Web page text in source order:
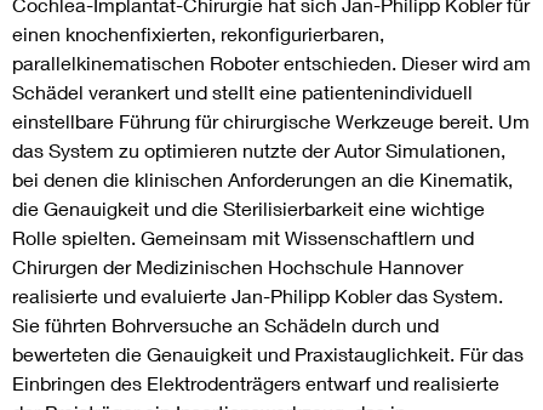
Cochlea-Implantat-Chirurgie hat sich Jan-Philipp Kobler für
einen knochenfixierten, rekonfigurierbaren,
parallelkinematischen Roboter entschieden. Dieser wird am
Schädel verankert und stellt eine patientenindividuell
einstellbare Führung für chirurgische Werkzeuge bereit. Um
das System zu optimieren nutzte der Autor Simulationen,
bei denen die klinischen Anforderungen an die Kinematik,
die Genauigkeit und die Sterilisierbarkeit eine wichtige
Rolle spielten. Gemeinsam mit Wissenschaftlern und
Chirurgen der Medizinischen Hochschule Hannover
realisierte und evaluierte Jan-Philipp Kobler das System.
Sie führten Bohrversuche an Schädeln durch und
bewerteten die Genauigkeit und Praxistauglichkeit. Für das
Einbringen des Elektrodenträgers entwarf und realisierte